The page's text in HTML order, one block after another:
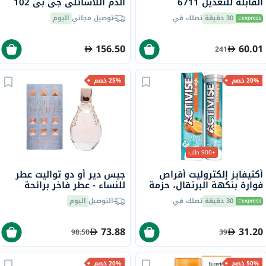
30 دقيقة تصلك في
60.01
241
توصيل مجاني اليوم
156.50
20% خصم
+900 طلب
أكتيفايز إلكتروليت أقراص
فوارة بنكهة البرتقال، حزمة
من 20 30 دقيقة تصلك في
31.20
39
25% خصم
جيس دير أو دو تواليت عطر
للنساء - عطر فاخر برائحة
المسك الزهري 100 مل
التوصيل اليوم
73.88
98.50
50% خصم 20% خصم